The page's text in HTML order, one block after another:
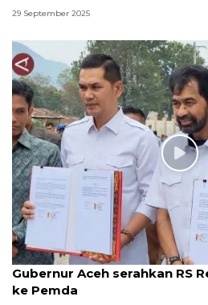
29 September 2025
Gubernur Aceh serahkan RS
ke Pemda